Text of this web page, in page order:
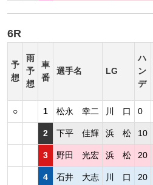
6R
予
想
雨
予
想
車
番
選手名 LG
ハ
ン
デ
○ 1 松永 幸二 川 口 0
2 下平 佳輝 浜 松 10
3 野田 光宏 浜 松 20
4 石井 大志 川 口 20